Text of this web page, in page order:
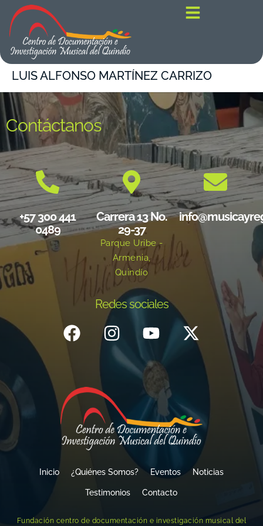
contenido
LUIS ALFONSO MARTÍNEZ CARRIZO
Contáctanos
+57 300 441
0489
Carrera 13 No.
29-37
Parque Uribe -
Armenia,
Quindío
Redes sociales
Inicio ¿Quiénes Somos? Eventos Noticias
Testimonios Contacto
Fundación centro de documentación e investigación musical del